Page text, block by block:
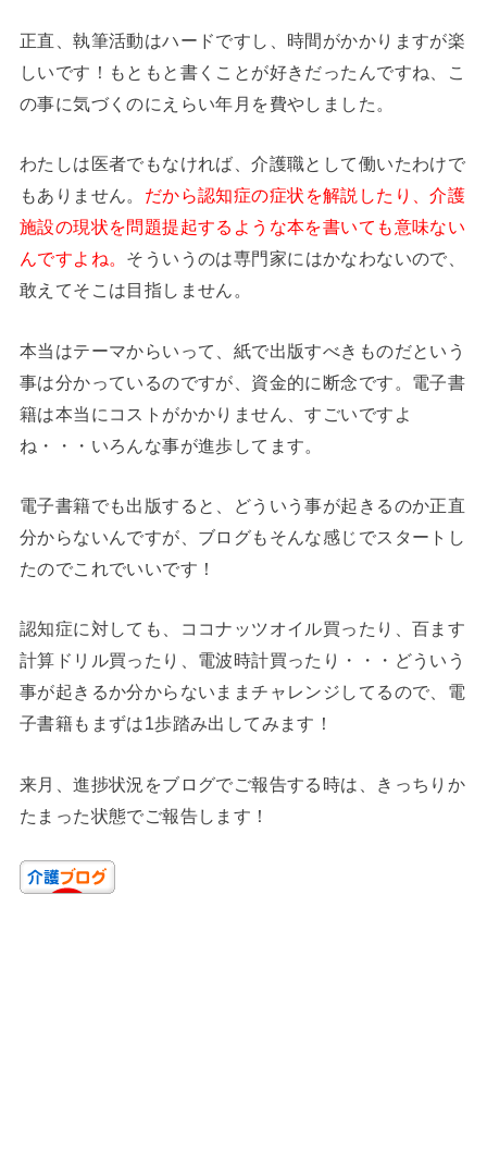
正直、執筆活動はハードですし、時間がかかりますが楽
しいです！もともと書くことが好きだったんですね、こ
の事に気づくのにえらい年月を費やしました。
わたしは医者でもなければ、介護職として働いたわけで
もありません。 だから認知症の症状を解説したり、介護
施設の現状を問題提起するような本を書いても意味ない
んですよね。 そういうのは専門家にはかなわないので、
敢えてそこは目指しません。
本当はテーマからいって、紙で出版すべきものだという
事は分かっているのですが、資金的に断念です。電子書
籍は本当にコストがかかりません、すごいですよ
ね・・・いろんな事が進歩してます。
電子書籍でも出版すると、どういう事が起きるのか正直
分からないんですが、ブログもそんな感じでスタートし
たのでこれでいいです！
認知症に対しても、ココナッツオイル買ったり、百ます
計算ドリル買ったり、電波時計買ったり・・・どういう
事が起きるか分からないままチャレンジしてるので、電
子書籍もまずは1歩踏み出してみます！
来月、進捗状況をブログでご報告する時は、きっちりか
たまった状態でご報告します！